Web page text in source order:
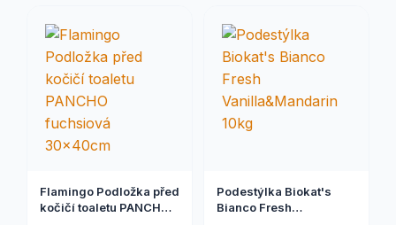
Flamingo Podložka před
kočičí toaletu PANCHO
Podestýlka Biokat's
Bianco Fresh